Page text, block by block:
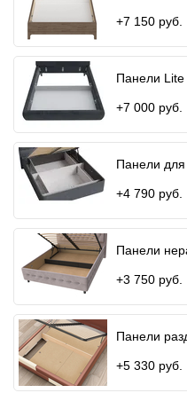
+7 150 руб.
Панели Lite
+7 000 руб.
Панели для
+4 790 руб.
Панели
+3 750 руб.
Панели
+5 330 руб.